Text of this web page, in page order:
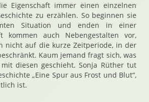
Eigenschaft immer einen einzelnen
zu erzählen. So beginnen sie
Situation und enden in einer
kommen auch Nebengestalten vor,
nicht auf die kurze Zeitperiode, in der
Kaum jemand fragt sich, was
diesen geschieht. Sonja Rüther tut
„Eine Spur aus Frost und Blut“,
ist.